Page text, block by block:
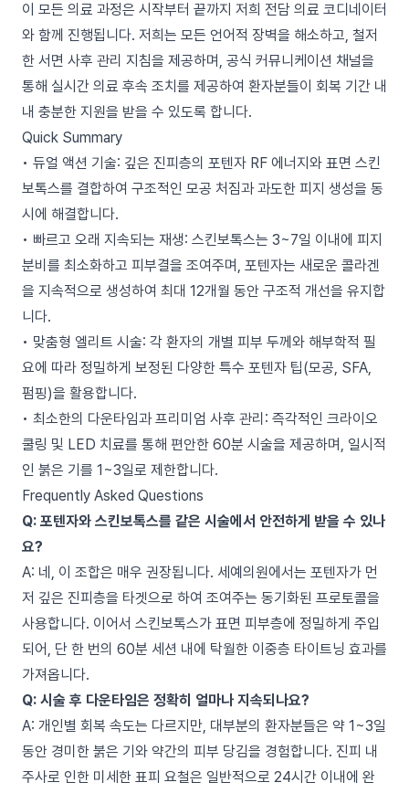
이 모든 의료 과정은 시작부터 끝까지 저희 전담 의료 코디네이터
와 함께 진행됩니다. 저희는 모든 언어적 장벽을 해소하고, 철저
한 서면 사후 관리 지침을 제공하며, 공식 커뮤니케이션 채널을
통해 실시간 의료 후속 조치를 제공하여 환자분들이 회복 기간 내
내 충분한 지원을 받을 수 있도록 합니다.
Quick Summary
• 듀얼 액션 기술: 깊은 진피층의 포텐자 RF 에너지와 표면 스킨
보톡스를 결합하여 구조적인 모공 처짐과 과도한 피지 생성을 동
시에 해결합니다.
• 빠르고 오래 지속되는 재생: 스킨보톡스는 3~7일 이내에 피지
분비를 최소화하고 피부결을 조여주며, 포텐자는 새로운 콜라겐
을 지속적으로 생성하여 최대 12개월 동안 구조적 개선을 유지합
니다.
• 맞춤형 엘리트 시술: 각 환자의 개별 피부 두께와 해부학적 필
요에 따라 정밀하게 보정된 다양한 특수 포텐자 팁(모공, SFA,
펌핑)을 활용합니다.
• 최소한의 다운타임과 프리미엄 사후 관리: 즉각적인 크라이오
쿨링 및 LED 치료를 통해 편안한 60분 시술을 제공하며, 일시적
인 붉은 기를 1~3일로 제한합니다.
Frequently Asked Questions
Q: 포텐자와 스킨보톡스를 같은 시술에서 안전하게 받을 수 있나
요?
A: 네, 이 조합은 매우 권장됩니다. 세예의원에서는 포텐자가 먼
저 깊은 진피층을 타겟으로 하여 조여주는 동기화된 프로토콜을
사용합니다. 이어서 스킨보톡스가 표면 피부층에 정밀하게 주입
되어, 단 한 번의 60분 세션 내에 탁월한 이중층 타이트닝 효과를
가져옵니다.
Q: 시술 후 다운타임은 정확히 얼마나 지속되나요?
A: 개인별 회복 속도는 다르지만, 대부분의 환자분들은 약 1~3일
동안 경미한 붉은 기와 약간의 피부 당김을 경험합니다. 진피 내
주사로 인한 미세한 표피 요철은 일반적으로 24시간 이내에 완